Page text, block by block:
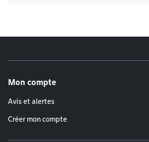
Mon compte
Avis et alertes
Créer mon compte